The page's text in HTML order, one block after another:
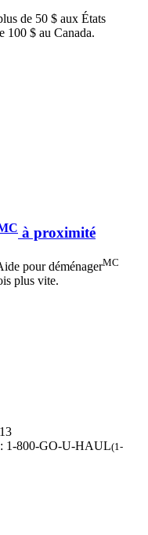
de 50 $ aux États
100 $ au Canada.
à proximité
pour déménagerMC
plus vite.
1-800-GO-U-HAUL(1-